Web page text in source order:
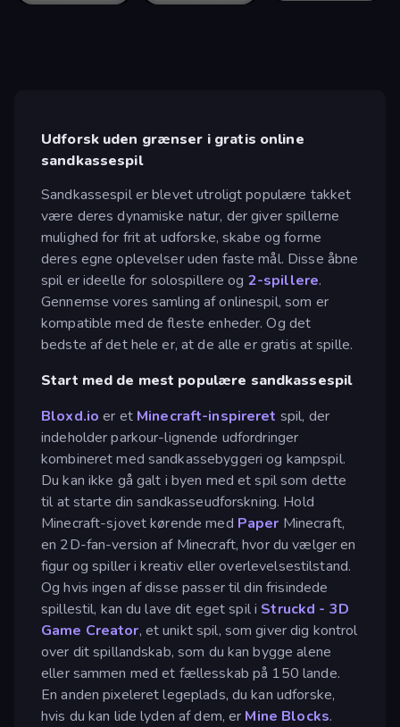
Udforsk uden grænser i gratis online
sandkassespil
Sandkassespil er blevet utroligt populære takket
være deres dynamiske natur, der giver spillerne
mulighed for frit at udforske, skabe og forme
deres egne oplevelser uden faste mål. Disse åbne
spil er ideelle for solospillere og 2-spillere.
Gennemse vores samling af onlinespil, som er
kompatible med de fleste enheder. Og det
bedste af det hele er, at de alle er gratis at spille.
Start med de mest populære sandkassespil
Bloxd.io er et Minecraft-inspireret spil, der
indeholder parkour-lignende udfordringer
kombineret med sandkassebyggeri og kampspil.
Du kan ikke gå galt i byen med et spil som dette
til at starte din sandkasseudforskning. Hold
Minecraft-sjovet kørende med Paper Minecraft,
en 2D-fan-version af Minecraft, hvor du vælger en
figur og spiller i kreativ eller overlevelsestilstand.
Og hvis ingen af disse passer til din frisindede
spillestil, kan du lave dit eget spil i Struckd - 3D
Game Creator, et unikt spil, som giver dig kontrol
over dit spillandskab, som du kan bygge alene
eller sammen med et fællesskab på 150 lande.
En anden pixeleret legeplads, du kan udforske,
hvis du kan lide lyden af dem, er Mine Blocks.